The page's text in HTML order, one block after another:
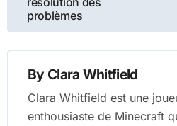
problèmes
By Clara Whitfield
Clara Whitfield est une
enthousiaste de Minecraft